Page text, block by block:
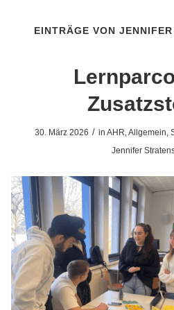
EINTRÄGE VON
30. März 2026 / in AHR,Allgemein,
Jennifer